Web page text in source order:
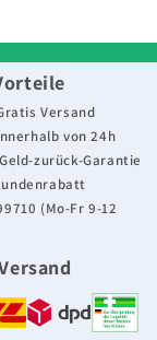
Versand
von 24h
zurück-Garantie
(Mo-Fr 9-12